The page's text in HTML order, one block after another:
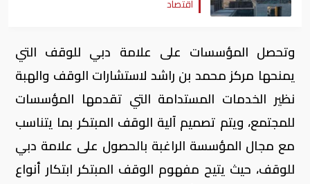
اقتصاد
وتحصل المؤسسات على علامة دبي للوقف التي
يمنحها مركز محمد بن راشد لاستشارات الوقف والهبة
نظير الخدمات المستدامة التي تقدمها المؤسسات
للمجتمع، ويتم تصميم آلية الوقف المبتكر بما يتناسب
مع مجال المؤسسة الراغبة بالحصول على علامة دبي
للوقف، حيث يتيح مفهوم الوقف المبتكر ابتكار أنواع